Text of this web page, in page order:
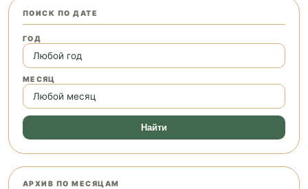
ПОИСК ПО ДАТЕ
ГОД
МЕСЯЦ
Найти
АРХИВ ПО МЕСЯЦАМ